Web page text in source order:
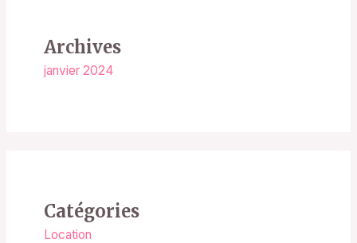
Archives
janvier 2024
Catégories
Location